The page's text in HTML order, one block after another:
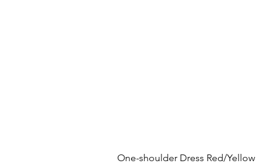
One-shoulder Dress Red/Yellow